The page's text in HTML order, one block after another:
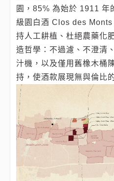
園，85% 為始於 1911 年
級園白酒 Clos des
持人工耕植、杜絕農藥化
造哲學：不過濾、不澄清
汁機，以及僅用舊橡木桶
持，使酒款展現無與倫比